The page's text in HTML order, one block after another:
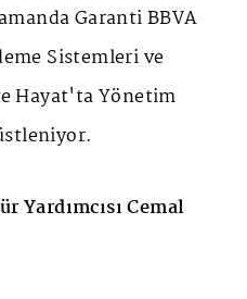
Garanti BBVA
Sistemleri ve
Hayat'ta Yönetim
Yardımcısı Cemal